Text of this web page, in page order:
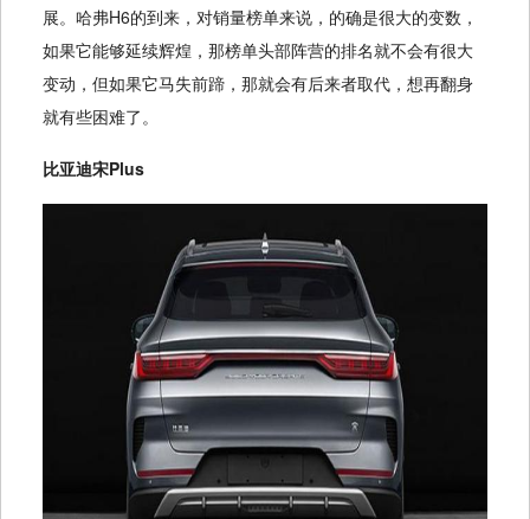
展。哈弗H6的到来，对销量榜单来说，的确是很大的变数，
如果它能够延续辉煌，那榜单头部阵营的排名就不会有很大
变动，但如果它马失前蹄，那就会有后来者取代，想再翻身
就有些困难了。
比亚迪宋Plus